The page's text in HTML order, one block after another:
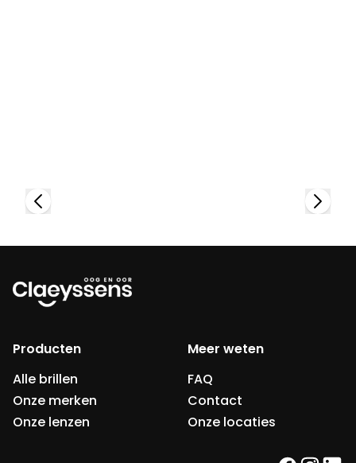
Producten
Alle brillen
Onze merken
Onze lenzen
Meer weten
FAQ
Contact
Onze locaties